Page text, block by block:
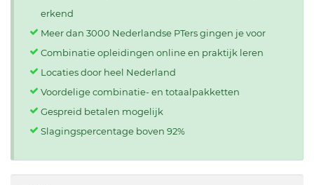
erkend
Meer dan 3000 Nederlandse PTers gingen je voor
Combinatie opleidingen online en praktijk leren
Locaties door heel Nederland
Voordelige combinatie- en totaalpakketten
Gespreid betalen mogelijk
Slagingspercentage boven 92%